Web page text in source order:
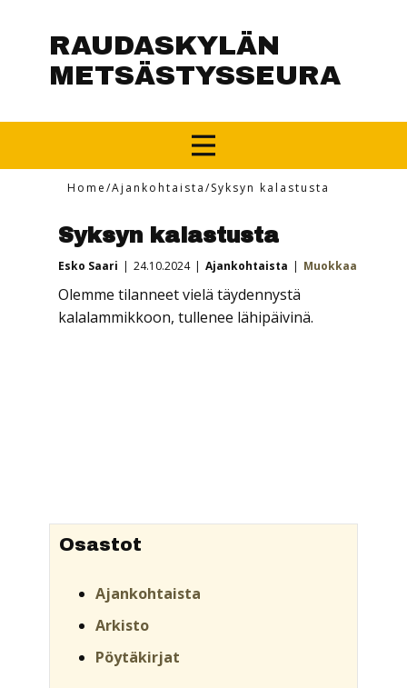
RAUDASKYLÄN
METSÄSTYSSEURA
Home/Ajankohtaista/Syksyn kalastusta
Syksyn kalastusta
Esko Saari 24.10.2024 Ajankohtaista Muokkaa
Olemme tilanneet vielä täydennystä
kalalammikkoon, tullenee lähipäivinä.
Osastot
Ajankohtaista
Arkisto
Pöytäkirjat